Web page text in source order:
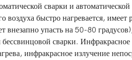
сварки и автоматической
воздуха быстро нагревается,
внезапно упасть на 50-80
сварки. Инфракрасное
инфракрасное излучение